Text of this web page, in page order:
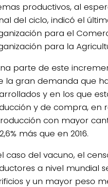
productivos, al
del ciclo, indicó el
para el
para la
parte de este
la gran demanda que
y en los que
y de compra, en
con mayor
más que en 2016.
caso del vacuno, el
a nivel mundial
y un mayor peso